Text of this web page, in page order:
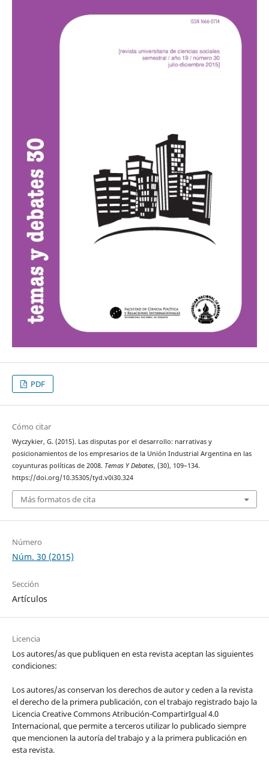
PDF
Cómo citar
Wyczykier, G. (2015). Las disputas por el desarrollo: narrativas y
posicionamientos de los empresarios de la Unión Industrial Argentina en las
coyunturas políticas de 2008. Temas Y Debates, (30), 109–134.
https://doi.org/10.35305/tyd.v0i30.324
Más formatos de cita
Número
Núm. 30 (2015)
Sección
Artículos
Licencia
Los autores/as que publiquen en esta revista aceptan las siguientes
condiciones:
Los autores/as conservan los derechos de autor y ceden a la revista
el derecho de la primera publicación, con el trabajo registrado bajo la
Licencia Creative Commons Atribución-CompartirIgual 4.0
Internacional, que permite a terceros utilizar lo publicado siempre
que mencionen la autoría del trabajo y a la primera publicación en
esta revista.